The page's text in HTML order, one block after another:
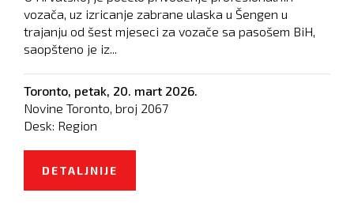
vozača, uz izricanje zabrane ulaska u Šengen u
trajanju od šest mjeseci za vozače sa pasošem BiH,
saopšteno je iz...
Toronto, petak, 20. mart 2026.
Novine Toronto, broj 2067
Desk: Region
DETALJNIJE